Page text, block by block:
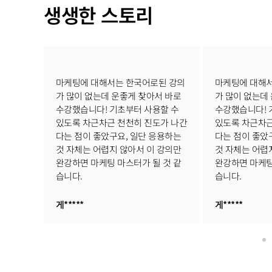
생생한 스토리
마케팅에 대해서는 한국어로된 강의
가 많이 없는데 운좋게 찾아서 바로
수강했습니다! 기초부터 사용할 수
있도록 차근차근 천천히 진도가 나간
다는 점이 좋았구요, 일단 응용하는
것 자체는 어렵지 않아서 이 강의만
완강하면 마케팅 마스터가 될 것 같
습니다.
게*****
마케팅에 대해
가 많이 없는데
수강했습니다!
있도록 차근차
다는 점이 좋았
것 자체는 어렵
완강하면 마케
습니다.
게*****